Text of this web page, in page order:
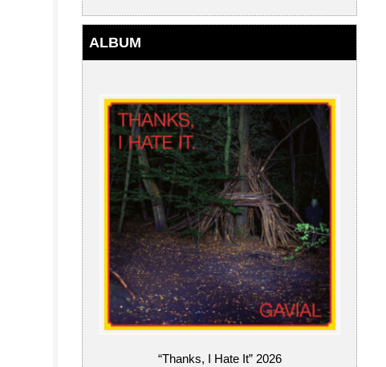
ALBUM
“Thanks, I Hate It” 2026